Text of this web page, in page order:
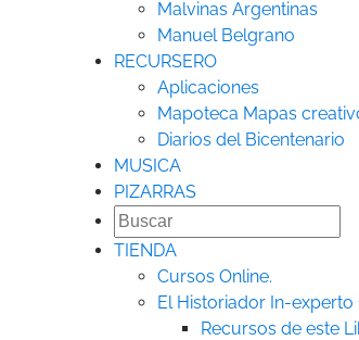
Malvinas Argentinas
Manuel Belgrano
RECURSERO
Aplicaciones
Mapoteca Mapas
Diarios del Bicentenario
MUSICA
PIZARRAS
TIENDA
Cursos Online.
El Historiador In-experto
Recursos de este